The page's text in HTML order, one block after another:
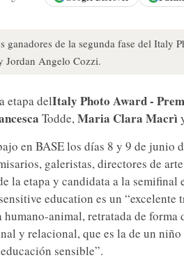
ganadores de la segunda fase del Italy
Jordan Angelo Cozzi.
etapa delItaly Photo Award -
Todde,Maria Clara Macrì
en BASE los días 8 y 9 de
galeristas, directores de
la etapa y candidata a la semifinal
sensitive education es un
animal, retratada de forma
y relacional, que es la de un
sensible”.